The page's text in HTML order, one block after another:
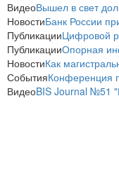
ВидеоВышел в свет
НовостиБанк России
ПубликацииЦифровой
ПубликацииОпорная
НовостиКак
СобытияКонференция
ВидеоBIS Journal №51